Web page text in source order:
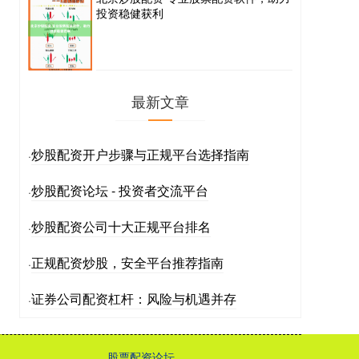
投资稳健获利
最新文章
·炒股配资开户步骤与正规平台选择指南
·炒股配资论坛 - 投资者交流平台
·炒股配资公司十大正规平台排名
·正规配资炒股，安全平台推荐指南
·证券公司配资杠杆：风险与机遇并存